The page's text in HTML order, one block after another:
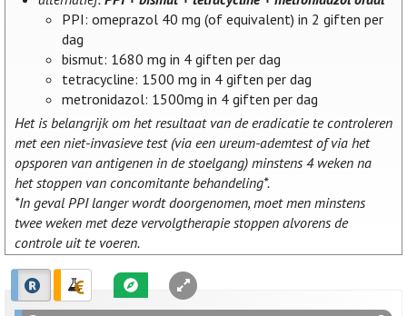
PPI: omeprazol 40 mg (of equivalent) in 2 giften per
dag
bismut: 1680 mg in 4 giften per dag
tetracycline: 1500 mg in 4 giften per dag
metronidazol: 1500mg in 4 giften per dag
Het is belangrijk om het resultaat van de eradicatie te controleren
met een niet-invasieve test (via een ureum-ademtest of via het
opsporen van antigenen in de stoelgang) minstens 4 weken na
het stoppen van concomitante behandeling*.
*In geval PPI langer wordt doorgenomen, moet men minstens
twee weken met deze vervolgtherapie stoppen alvorens de
controle uit te voeren.